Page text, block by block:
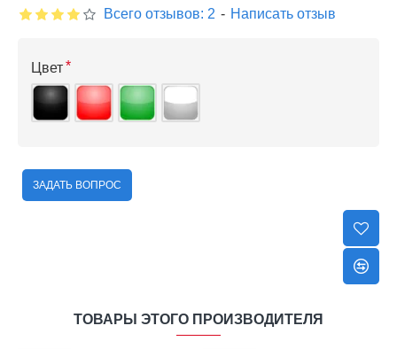
Всего отзывов: 2 - Написать отзыв
Цвет
ЗАДАТЬ ВОПРОС
ТОВАРЫ ЭТОГО ПРОИЗВОДИТЕЛЯ